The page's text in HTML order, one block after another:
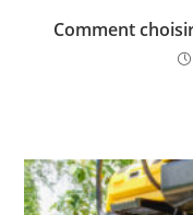
Comment